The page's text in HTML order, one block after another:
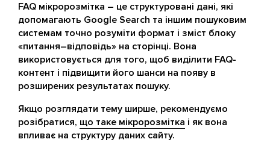
FAQ мікророзмітка – це структуровані дані, які
допомагають Google Search та іншим пошуковим
системам точно розуміти формат і зміст блоку
«питання–відповідь» на сторінці. Вона
використовується для того, щоб виділити FAQ-
контент і підвищити його шанси на появу в
розширених результатах пошуку.
Якщо розглядати тему ширше, рекомендуємо
розібратися, що таке мікророзмітка і як вона
впливає на структуру даних сайту.